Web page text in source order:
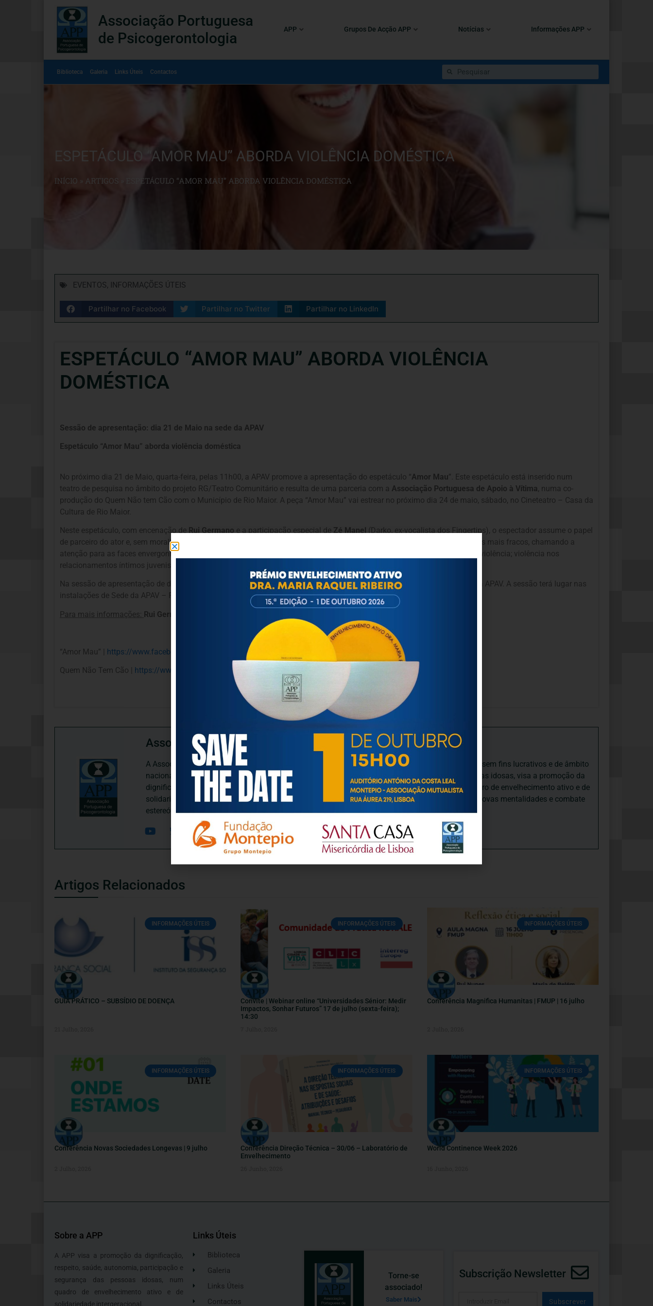
Associação Portuguesa
de Psicogerontologia
APP Grupos De Acção APP Notícias Informações APP
Biblioteca Galeria Links Úteis Contactos
ESPETÁCULO “AMOR MAU” ABORDA VIOLÊNCIA DOMÉSTICA
INÍCIO » ARTIGOS ESPETÁCULO “AMOR MAU” ABORDA VIOLÊNCIA DOMÉSTICA
EVENTOS, INFORMAÇÕES ÚTEIS
Partilhar no Facebook Partilhar no Twitter Partilhar no LinkedIn
ESPETÁCULO “AMOR MAU” ABORDA VIOLÊNCIA
DOMÉSTICA
Sessão de apresentação: dia 21 de Maio na sede da APAV
Espetáculo “Amor Mau” aborda violência doméstica
No próximo dia 21 de Maio, quarta-feira, pelas 11h00, a APAV promove a apresentação do espetáculo “Amor Mau”. Este espetáculo está inserido num
teatro de pesquisa no âmbito do projeto RG/Teatro Comunitário e resulta de uma parceria com a Associação Portuguesa de Apoio à Vítima, numa co-
produção do Quem Não tem Cão com o Município de Rio Maior. A peça “Amor Mau” vai estrear no próximo dia 24 de maio, sábado, no Cineteatro – Casa da
Cultura de Rio Maior.
Neste espetáculo, com encenação de Rui Germano e a participação especial de Zé Manel (Darko, ex-vocalista dos Fingertips), o espectador assume o papel
de parceiro do ator e, sem moralismos, é convidado a fazer uma reflexão sobre o poder e o domínio dos mais fortes sobre os mais fracos, chamando a
atenção para as faces envergonhadas dos “desamores” resultado de cenários de Violência Doméstica: homens vítimas de violência; violência nos
relacionamentos íntimos juvenis; violência na velhice; e violência doméstica entre pessoas do mesmo sexo.
Na sessão de apresentação de dia 21 estarão presentes o encenador Rui Germano, Zé Manel (Darko) e um representante da APAV. A sessão terá lugar nas
instalações de Sede da APAV – Rua José Estevão 135-A, em Lisboa.
Para mais informações: Rui Germano | 96 792 60 02
“Amor Mau” | https://www.facebook.com/ pages/AMOR-MAU/ 1418699145027173
Quem Não Tem Cão | https://www.facebook.com/ qntcao
Associação Portuguesa de Psicogerontologia
A Associação Portuguesa de Psicogerontologia-APP, Instituição Particular de Solidariedade Social sem fins lucrativos e de âmbito
nacional, dedica-se às questões biopsicológicas e sociais inerentes ao envelhecimento e às pessoas idosas, visa a promoção da
dignificação, respeito, saúde, autonomia, participação e segurança das pessoas idosas, num quadro de envelhecimento ativo e de
solidariedade intergeracional, e de uma sociedade mais inclusiva para todas as idades, promove novas mentalidades e combate
estereótipos negativos relativamente à idade e ao envelhecimento.
Artigos Relacionados
INFORMAÇÕES ÚTEIS
GUIA PRÁTICO – SUBSÍDIO DE DOENÇA
INFORMAÇÕES ÚTEIS
Convite | Webinar online “Universidades Sénior: Medir
Impactos, Sonhar Futuros” 17 de julho (sexta-feira);
14:30
INFORMAÇÕES ÚTEIS
Conferência Magnifica Humanitas | FMUP | 16 julho
INFORMAÇÕES ÚTEIS
Conferência Novas Sociedades Longevas | 9 julho
INFORMAÇÕES ÚTEIS
Conferência Direção Técnica – 30/06 – Laboratório de
Envelhecimento
INFORMAÇÕES ÚTEIS
World Continence Week 2026
Sobre a APP
A APP visa a promoção da dignificação,
respeito, saúde, autonomia, participação e
segurança das pessoas idosas, num
quadro de envelhecimento ativo e de
solidariedade intergeracional.
Links Úteis
Biblioteca
Galeria
Links Úteis
Contactos
Torne-se
associado!
Saber Mais
Subscrição Newsletter
Subscrever